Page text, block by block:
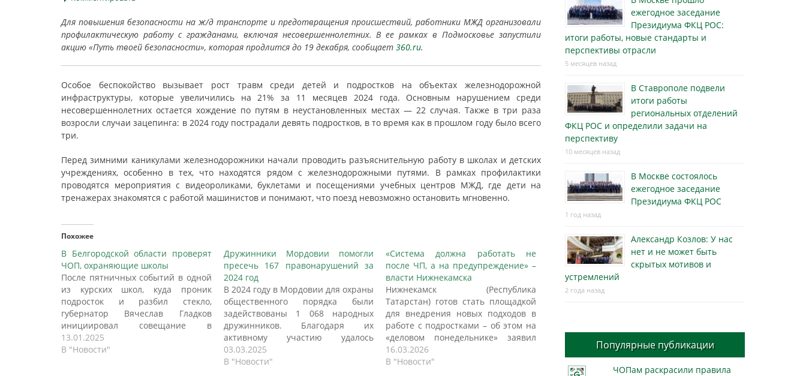
Для повышения безопасности на ж/д транспорте и предотвращения происшествий, работники МЖД организовали
профилактическую работу с гражданами, включая несовершеннолетних. В ее рамках в Подмосковье запустили
акцию «Путь твоей безопасности», которая продлится до 19 декабря, сообщает 360.ru.
Особое беспокойство вызывает рост травм среди детей и подростков на объектах железнодорожной
инфраструктуры, которые увеличились на 21% за 11 месяцев 2024 года. Основным нарушением среди
несовершеннолетних остается хождение по путям в неустановленных местах — 22 случая. Также в три раза
возросли случаи зацепинга: в 2024 году пострадали девять подростков, в то время как в прошлом году было всего
три.
Перед зимними каникулами железнодорожники начали проводить разъяснительную работу в школах и детских
учреждениях, особенно в тех, что находятся рядом с железнодорожными путями. В рамках профилактики
проводятся мероприятия с видеороликами, буклетами и посещениями учебных центров МЖД, где дети на
тренажерах знакомятся с работой машинистов и понимают, что поезд невозможно остановить мгновенно.
Похожее
В Белгородской области проверят
ЧОП, охраняющие школы
После пятничных событий в одной
из курских школ, куда проник
подросток и разбил стекло,
губернатор Вячеслав Гладков
инициировал совещание в
правительстве, на котором
выработали новые меры
13.01.2025
В "Новости"
Дружинники Мордовии помогли
пресечь 167 правонарушений за
2024 год
В 2024 году в Мордовии для охраны
общественного порядка были
задействованы 1 068 народных
дружинников. Благодаря их
активному участию удалось
предотвратить 167
административных
03.03.2025
В "Новости"
«Система должна работать не
после ЧП, а на предупреждение» –
власти Нижнекамска
Нижнекамск (Республика
Татарстан) готов стать площадкой
для внедрения новых подходов в
работе с подростками – об этом на
«деловом понедельнике» заявил
руководитель районного
исполкома Рустем Латыпов. Он
16.03.2026
В "Новости"
ежегодное заседание
Президиума ФКЦ РОС:
итоги работы, новые стандарты и
перспективы отрасли
5 месяцев назад
В Ставрополе подвели
итоги работы
региональных отделений
ФКЦ РОС и определили задачи на
перспективу
10 месяцев назад
В Москве состоялось
ежегодное заседание
Президиума ФКЦ РОС
1 год назад
Александр Козлов: У нас
нет и не может быть
скрытых мотивов и
устремлений
2 года назад
Популярные публикации
ЧОПам раскрасили правила